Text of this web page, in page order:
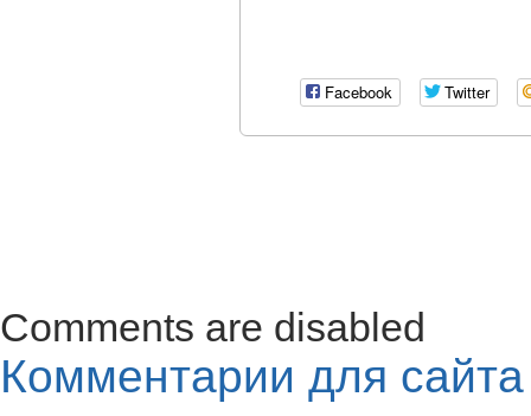
Facebook Twitter
Comments are disabled
Комментарии для